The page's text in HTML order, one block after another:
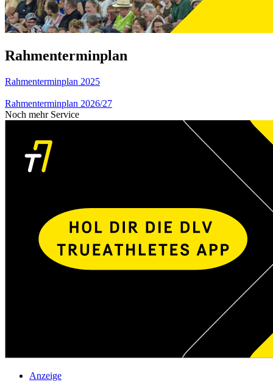
Rahmenterminplan
Rahmenterminplan 2025
Rahmenterminplan 2026/27
Noch mehr Service
Anzeige